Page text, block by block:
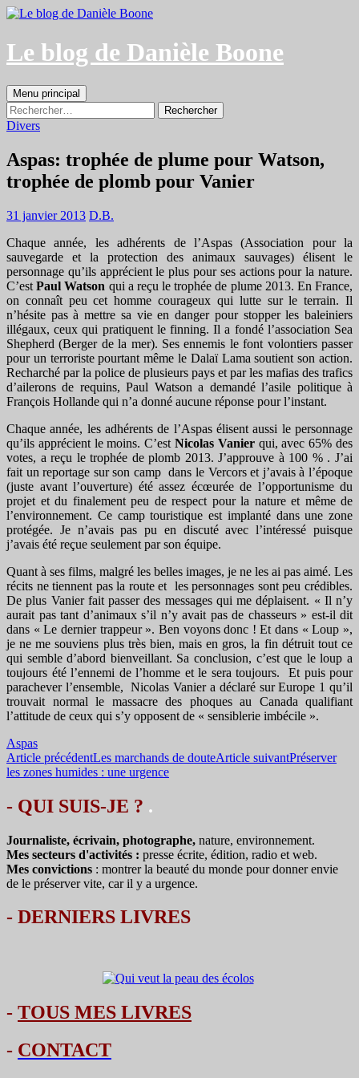
Aller
contenu
Le blog de Danièle Boone
Recherche
Menu principal
Rechercher :
Divers
Aspas: trophée de plume pour Watson,
trophée de plomb pour Vanier
31 janvier 2013 D.B.
Chaque année, les adhérents de l’Aspas (Association pour la
sauvegarde et la protection des animaux sauvages) élisent le
personnage qu’ils apprécient le plus pour ses actions pour la nature.
C’estPaul Watson qui a reçu le trophée de plume 2013. En France,
on connaît peu cet homme courageux qui lutte sur le terrain. Il
n’hésite pas à mettre sa vie en danger pour stopper les baleiniers
illégaux, ceux qui pratiquent le finning. Il a fondé l’association Sea
Shepherd (Berger de la mer). Ses ennemis le font volontiers passer
pour un terroriste pourtant même le Dalaï Lama soutient son action.
Recharché par la police de plusieurs pays et par les mafias des trafics
d’ailerons de requins, Paul Watson a demandé l’asile politique à
François Hollande qui n’a donné aucune réponse pour l’instant.
Chaque année, les adhérents de l’Aspas élisent aussi le personnage
qu’ils apprécient le moins. C’est Nicolas Vanierqui, avec 65% des
votes, a reçu le trophée de plomb 2013. J’approuve à 100 % . J’ai
fait un reportage sur son camp dans le Vercors et j’avais à l’époque
(juste avant l’ouverture) été assez écœurée de l’opportunisme du
projet et du finalement peu de respect pour la nature et même de
l’environnement. Ce camp touristique est implanté dans une zone
protégée. Je n’avais pas pu en discuté avec l’intéressé puisque
j’avais été reçue seulement par son équipe.
Quant à ses films, malgré les belles images, je ne les ai pas aimé. Les
récits ne tiennent pas la route et les personnages sont peu crédibles.
De plus Vanier fait passer des messages qui me déplaisent. « Il n’y
aurait pas tant d’animaux s’il n’y avait pas de chasseurs » est-il dit
dans « Le dernier trappeur ». Ben voyons donc ! Et dans « Loup »,
je ne me souviens plus très bien, mais en gros, la fin détruit tout ce
qui semble d’abord bienveillant. Sa conclusion, c’est que le loup a
toujours été l’ennemi de l’homme et le sera toujours. Et puis pour
parachever l’ensemble, Nicolas Vanier a déclaré sur Europe 1 qu’il
trouvait normal le massacre des phoques au Canada qualifiant
l’attitude de ceux qui s’y opposent de « sensiblerie imbécile ».
Aspas
Navigation
des
articles
Article précédentLes marchands de douteArticle suivantPréserver
les zones humides : une urgence
- QUI SUIS-JE ? .
Journaliste, écrivain, photographe, nature, environnement.
Mes secteurs d'activités : presse écrite, édition, radio et web.
Mes convictions : montrer la beauté du monde pour donner envie
de le préserver vite, car il y a urgence.
- DERNIERS LIVRES
- TOUS MES LIVRES
- CONTACT